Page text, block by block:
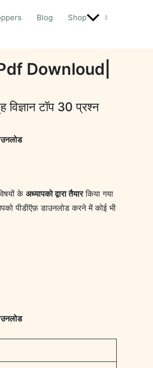
Blog
Shop
Downloud|
टॉप 30 प्रश्न
के अध्यापको द्वारा तैयारकिया गया
पीडीऍफ़ डाउनलोड करने में कोई भी